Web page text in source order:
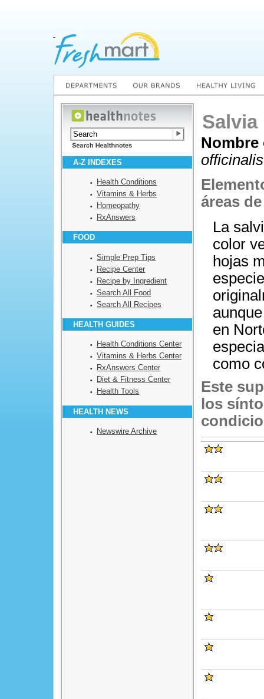
A-Z INDEXES
Health Conditions
Vitamins & Herbs
Homeopathy
RxAnswers
FOOD
Simple Prep Tips
Recipe Center
Recipe by Ingredient
Search All Food
Search All Recipes
HEALTH GUIDES
Health Conditions Center
Vitamins & Herbs Center
RxAnswers Center
Diet & Fitness Center
Health Tools
HEALTH NEWS
Newswire Archive
Salvia
officinalis
áreas
La
color
hojas
en
como
Este
los